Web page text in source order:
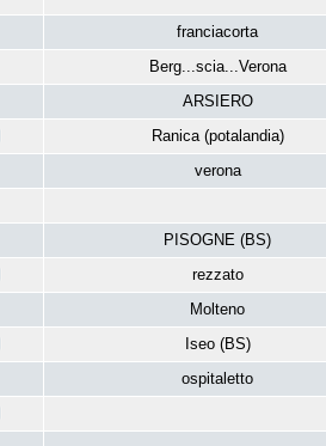
franciacorta
Berg...scia...Verona
ARSIERO
Ranica (potalandia)
verona
PISOGNE (BS)
rezzato
Molteno
Iseo (BS)
ospitaletto